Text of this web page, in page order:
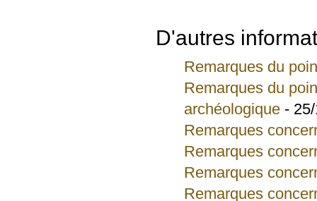
D'autres
Remarques du
Remarques du
archéologique -
Remarques
Remarques
Remarques
Remarques